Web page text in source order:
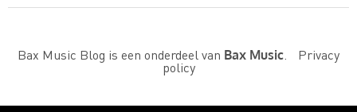
Bax Music Blog is een onderdeel van Bax Music Privacy
policy